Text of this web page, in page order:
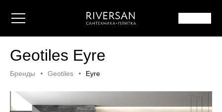
Geotiles Eyre
Бренды Geotiles Eyre